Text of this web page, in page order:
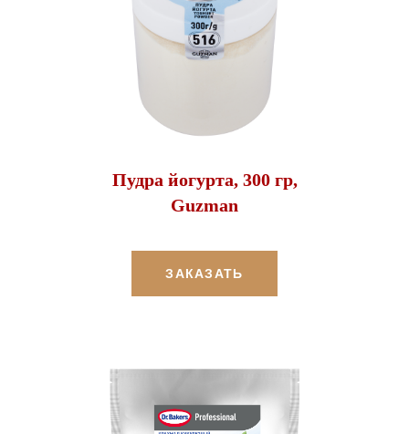
Пудра йогурта, 300 гр,
Guzman
ЗАКАЗАТЬ